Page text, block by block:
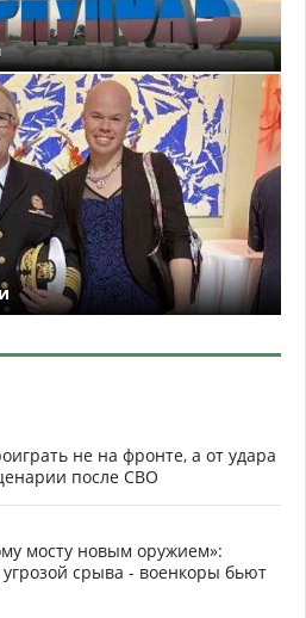
не на фронте, а от удара
после СВО
мосту новым оружием»:
срыва - военкоры бьют